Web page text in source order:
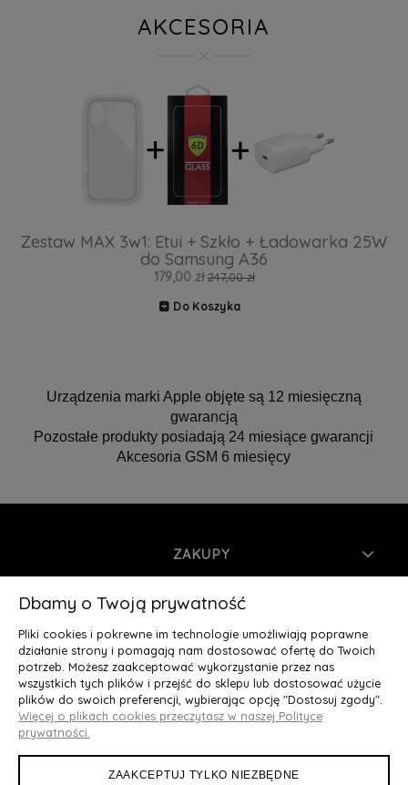
AKCESORIA
Zestaw MAX 3w1: Etui + Szkło + Ładowarka 25W
do Samsung A36
179,00 zł 247,00 zł
Do Koszyka
Urządzenia marki Apple objęte są 12 miesięczną
gwarancją
Pozostałe produkty posiadają 24 miesiące gwarancji
Akcesoria GSM 6 miesięcy
ZAKUPY
INFORMACJE
MOJE KONTO
O NAS
Deluxury.pl
Dbamy o Twoją prywatność
Pliki cookies i pokrewne im technologie umożliwiają poprawne
działanie strony i pomagają nam dostosować ofertę do Twoich
potrzeb. Możesz zaakceptować wykorzystanie przez nas
wszystkich tych plików i przejść do sklepu lub dostosować użycie
plików do swoich preferencji, wybierając opcję "Dostosuj zgody".
Więcej o plikach cookies przeczytasz w naszej Polityce
prywatności.
ZAAKCEPTUJ TYLKO NIEZBĘDNE